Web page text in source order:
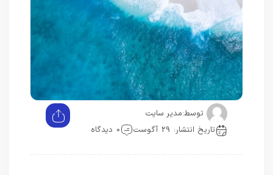
توسط:مدیر سایت
تاریخ انتشار: 29 آگوست
0 دیدگاه